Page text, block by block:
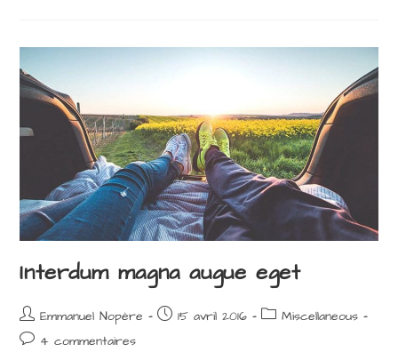
Interdum magna augue eget
Auteur/autrice
de
Emmanuel Nopère
Post15 avril 2016
PostMiscellaneous
Post4 commentaires